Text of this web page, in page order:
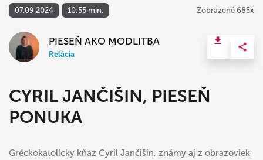
07.09.2024 10:55 min. Zobrazené 685x
PIESEŇ AKO MODLITBA
Relácia
CYRIL JANČIŠIN, PIESEŇ
PONUKA
Gréckokatolícky kňaz Cyril Jančišin, známy aj z obrazoviek